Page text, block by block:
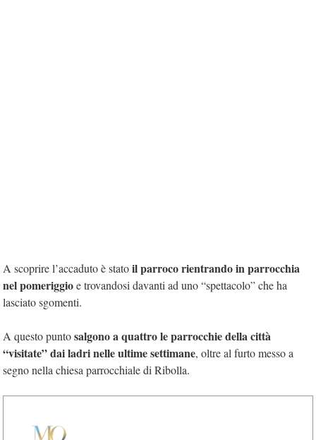
A scoprire l’accaduto è statoil parroco rientrando in parrocchia
nel pomeriggioe trovandosi davanti ad uno “spettacolo” che ha
lasciato sgomenti.
A questo puntosalgono a quattro le parrocchie della città
“visitate” dai ladri nelle ultime settimane, oltre al furto messo a
segno nella chiesa parrocchiale di Ribolla.